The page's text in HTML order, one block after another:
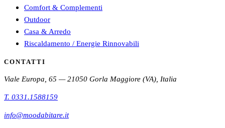
Comfort & Complementi
Outdoor
Casa & Arredo
Riscaldamento / Energie Rinnovabili
CONTATTI
Viale Europa, 65 — 21050 Gorla Maggiore (VA), Italia
T. 0331.1588159
info@moodabitare.it